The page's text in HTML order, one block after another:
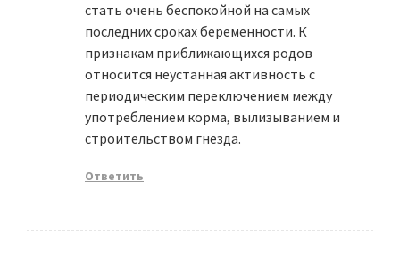
стать очень беспокойной на самых
последних сроках беременности. К
признакам приближающихся родов
относится неустанная активность с
периодическим переключением между
употреблением корма, вылизыванием и
строительством гнезда.
Ответить